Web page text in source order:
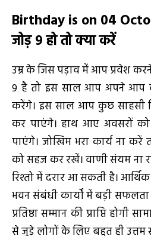
Birthday is on 04
जोड़9हो तो क्या करें
उम्र के जिस पड़ाव में आप प्रवेश
9 है तो इस साल आप अपने आप
करेंगे। इस साल आप कुछ साहसी
कर पाएंगे। हाथ आए अवसरों
पाएंगे। जोखिम भरा कार्य ना करें
को सहज कर रखें। वाणी संयम ना
रिश्तो में दरार आ सकती है। आर्थिक
भवन संबंधी कार्यों में बड़ी
प्रतिष्ठा सम्मान की प्राप्ति होगी
से जुड़े लोगों के लिए बहुत ही उत्तम